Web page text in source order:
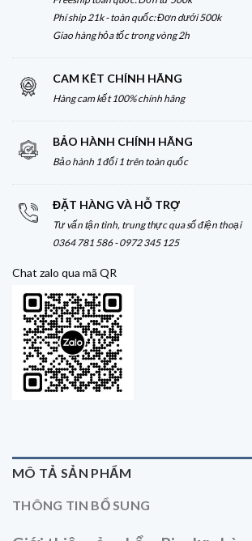
Phí ship 21k - toàn quốc: Đơn dưới 500k
Giao hàng hỏa tốc trong vòng 2h
CAM KÊT CHÍNH HÃNG
Hàng cam kết 100% chính hãng
BẢO HÀNH CHÍNH HÃNG
Bảo hành 1 đổi 1 trên toàn quốc
ĐẶT HÀNG VÀ HỖ TRỢ
Tư vấn tận tình, trung thực qua số điện thoại
0364 781 586 - 0972 345 125
Chat zalo qua mã QR
MÔ TẢ SẢN PHẨM
THÔNG TIN BỔ SUNG